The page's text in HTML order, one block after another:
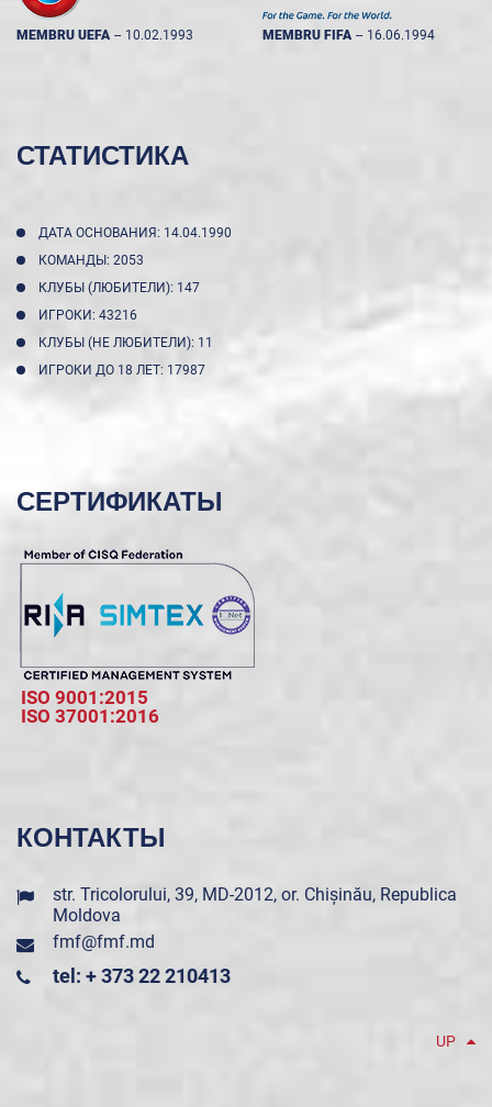
MEMBRU UEFA -- 10.02.1993 MEMBRU FIFA -- 16.06.1994
СТАТИСТИКА
ДАТА ОСНОВАНИЯ: 14.04.1990
КОМАНДЫ: 2053
КЛУБЫ (ЛЮБИТЕЛИ): 147
ИГРОКИ: 43216
КЛУБЫ (НЕ ЛЮБИТЕЛИ): 11
ИГРОКИ ДО 18 ЛЕТ: 17987
СЕРТИФИКАТЫ
ISO 9001:2015
ISO 37001:2016
КОНТАКТЫ
str. Tricolorului, 39, MD-2012, or. Chișinău, Republica
Moldova
fmf@fmf.md
tel: + 373 22 210413
UP